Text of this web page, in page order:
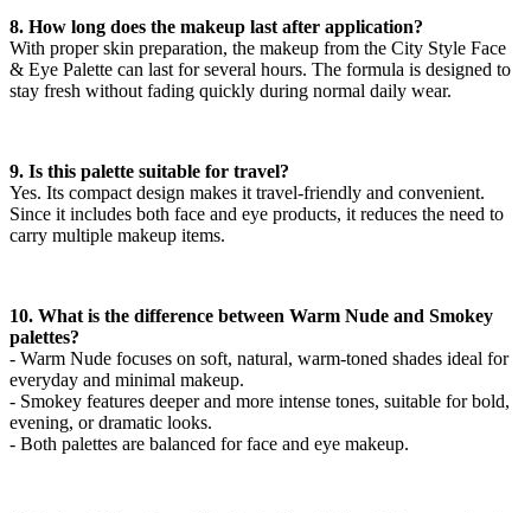
8. How long does the makeup last after application?
With proper skin preparation, the makeup from the City Style Face
& Eye Palette can last for several hours. The formula is designed to
stay fresh without fading quickly during normal daily wear.
9. Is this palette suitable for travel?
Yes. Its compact design makes it travel-friendly and convenient.
Since it includes both face and eye products, it reduces the need to
carry multiple makeup items.
10. What is the difference between Warm Nude and Smokey
palettes?
- Warm Nude focuses on soft, natural, warm-toned shades ideal for
everyday and minimal makeup.
- Smokey features deeper and more intense tones, suitable for bold,
evening, or dramatic looks.
- Both palettes are balanced for face and eye makeup.